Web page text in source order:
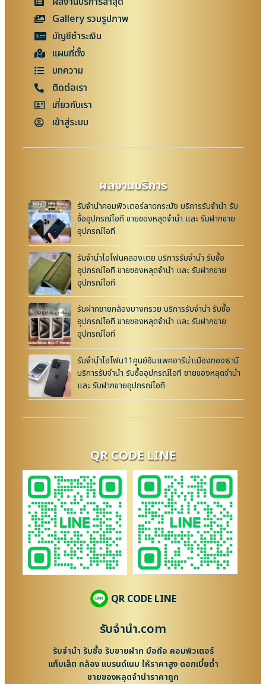
Gallery รวมรูปภาพ
บัญชีชำระเงิน
แผนที่ตั้ง
บทความ
ติดต่อเรา
เกี่ยวกับเรา
เข้าสู่ระบบ
ผลงานบริการ
รับจำนำคอมพิวเตอร์ลาดกระบัง บริการรับจำนำ รับ
ซื้ออุปกรณ์ไอที ขายของหลุดจำนำ และ รับฝากขาย
อุปกรณ์ไอที
รับจำนำไอโฟนคลองเตย บริการรับจำนำ รับซื้อ
อุปกรณ์ไอที ขายของหลุดจำนำ และ รับฝากขาย
อุปกรณ์ไอที
รับฝากขายกล้องบางกรวย บริการรับจำนำ รับซื้อ
อุปกรณ์ไอที ขายของหลุดจำนำ และ รับฝากขาย
อุปกรณ์ไอที
รับจำนำไอโฟน11ศูนย์อิมแพคอารีน่าเมืองทองธานี
บริการรับจำนำ รับซื้ออุปกรณ์ไอที ขายของหลุดจำนำ
และ รับฝากขายอุปกรณ์ไอที
QR CODE LINE
QR CODE LINE
รับจํานํา.com
รับจำนำ รับซื้อ รับขายฝาก มือถือ คอมพิวเตอร์
แท็บเล็ต กล้อง แบรนด์เนม ให้ราคาสูง ดอกเบี้ยต่ำ
ขายของหลุดจำนำราคาถูก